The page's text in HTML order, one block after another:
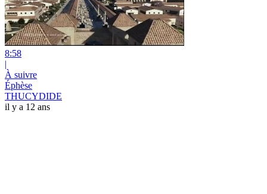
8:58
|
À suivre
Éphèse
THUCYDIDE
il y a 12 ans